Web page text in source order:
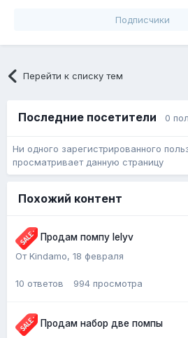
Подписчики
Перейти к списку тем
Последние посетители 0
Ни одного зарегистрированного
просматривает данную страницу
Похожий контент
Продам помпу lelyv
От Kindamo, 18 февраля
10 ответов 994 просмотра
Продам набор две помпы